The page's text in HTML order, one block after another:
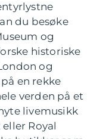
du besøke
og
historiske
og
en rekke
verden på et
livemusikk
Royal